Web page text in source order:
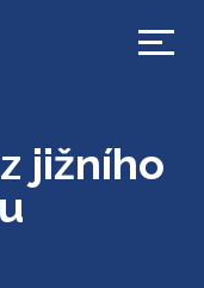
jižního